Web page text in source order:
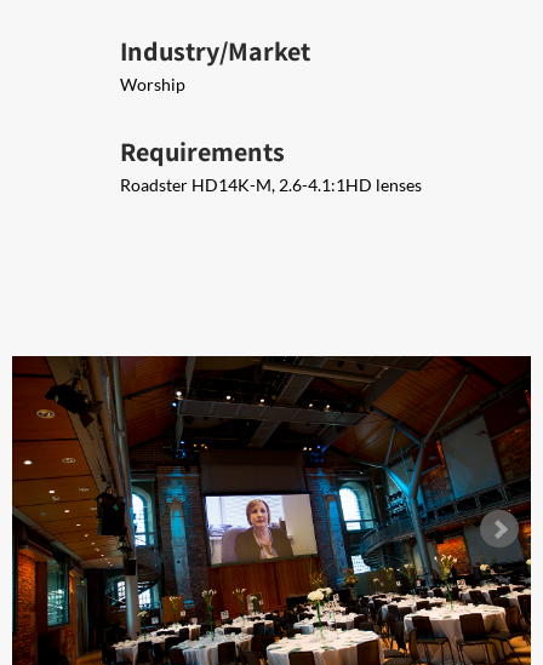
Industry/Market
Worship
Requirements
Roadster HD14K-M, 2.6-4.1:1HD lenses